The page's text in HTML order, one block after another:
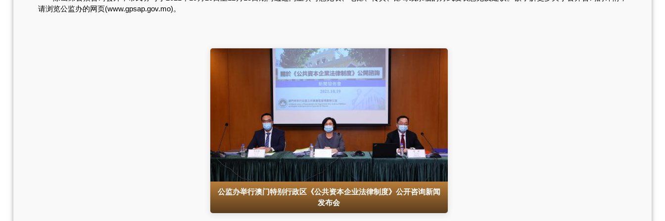
请浏览公监办的网页(www.gpsap.gov.mo)。
公监办举行澳门特别行政区《公共资本企业法律制度》公开咨询新闻
发布会